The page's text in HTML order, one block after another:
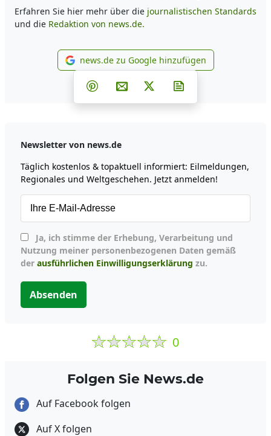
Erfahren Sie hier mehr über die journalistischen Standards
und die Redaktion von news.de.
news.de zu Google
news.de zu Google hinzufügen
Teilen auf Facebook
Teilen auf Whatsapp
Teilen auf Telegram
Teilen auf Pinterest
Per E-Mail teilen
Post auf X
Newsletter von news.de
Täglich kostenlos & topaktuell informiert: Eilmeldungen,
Regionales und Weltgeschehen. Jetzt anmelden!
Nutzung meiner personenbezogenen Daten gemäß
der ausführlichen Einwilligungserklärung zu.
Absenden
0
Folgen Sie News.de
Auf Facebook folgen
Auf X folgen